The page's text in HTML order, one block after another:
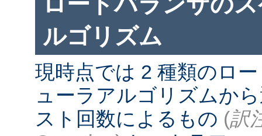
ルゴリズム
現時点では 2 種類のロ
ューラアルゴリズムか
スト回数によるもの (訳